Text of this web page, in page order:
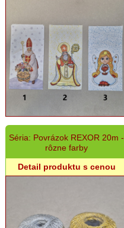
Séria: Povrázok REXOR 20m -
rôzne farby
Detail produktu s cenou